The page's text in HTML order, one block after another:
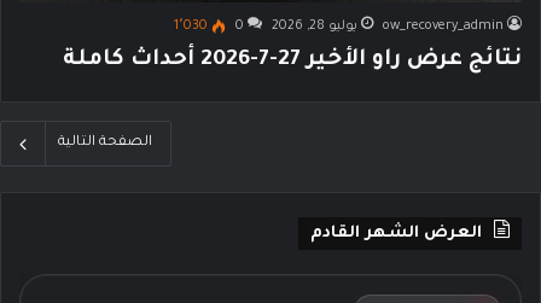
ow_recovery_admin يوليو 28, 2026 0 1٬030
نتائج عرض راو الأخير 27-7-2026 أحداث كاملة
الصفحة التالية
العرض الشهر القادم